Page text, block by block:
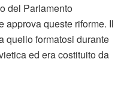
del Parlamento
approva queste riforme. Il
quello formatosi durante
ed era costituito da